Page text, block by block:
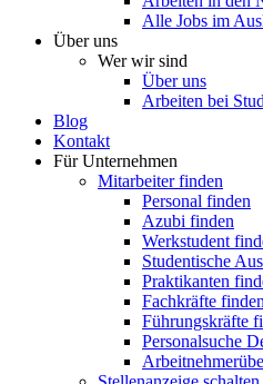
Alle Jobs im
Über uns
Wer wir sind
Über uns
Arbeiten bei
Blog
Kontakt
Für Unternehmen
Mitarbeiter finden
Personal finden
Azubi finden
Werkstudent
Studentische
Praktikanten
Fachkräfte finden
Führungskräfte
Personalsuche